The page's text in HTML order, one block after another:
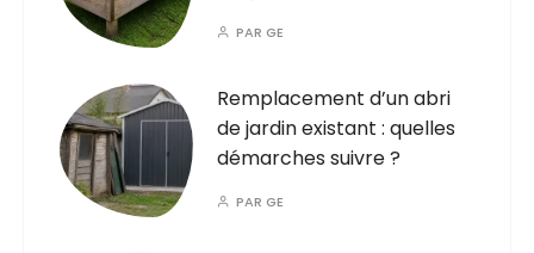
PARGE
Remplacement d’un abri
de jardin existant : quelles
démarches suivre ?
PARGE